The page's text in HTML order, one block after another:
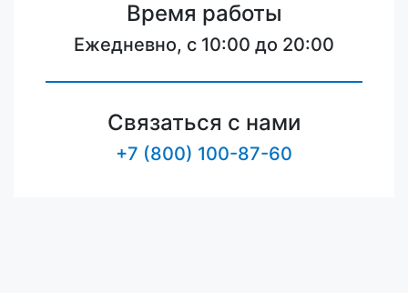
Время работы
Ежедневно, с 10:00 до 20:00
Связаться с нами
+7 (800) 100-87-60